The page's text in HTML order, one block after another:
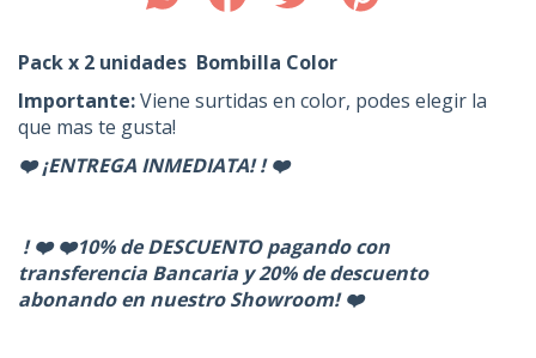
Pack x 2 unidades Bombilla Color
Importante:Viene surtidas en color, podes elegir la
que mas te gusta!
❤️ ¡ENTREGA INMEDIATA! ! ❤️
! ❤️ ❤️10% de DESCUENTO pagando con
transferencia Bancaria y 20% de descuento
abonando en nuestro Showroom! ❤️